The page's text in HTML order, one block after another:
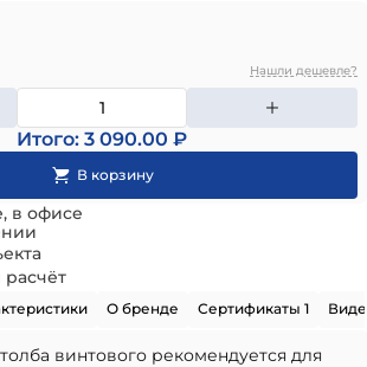
Нашли дешевле?
Итого: 3 090.00 ₽
в офисе
расчёт
О бренде Сертификаты 1
винтового рекомендуется для